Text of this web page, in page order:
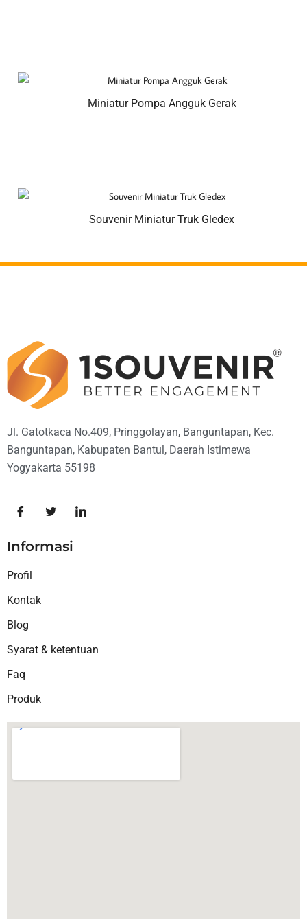
Miniatur Pompa Angguk Gerak
Souvenir Miniatur Truk Gledex
Jl. Gatotkaca No.409, Pringgolayan, Banguntapan, Kec.
Banguntapan, Kabupaten Bantul, Daerah Istimewa
Yogyakarta 55198
Informasi
Profil
Kontak
Blog
Syarat & ketentuan
Faq
Produk